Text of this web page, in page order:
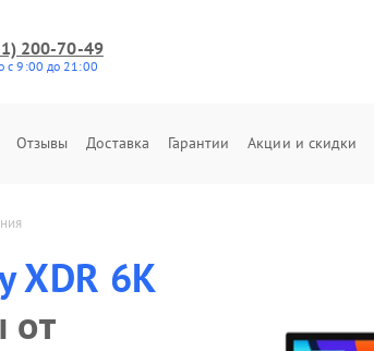
200-70-49
с 9:00 до 21:00
Отзывы Доставка Гарантии Акции и скидки
XDR 6K
от